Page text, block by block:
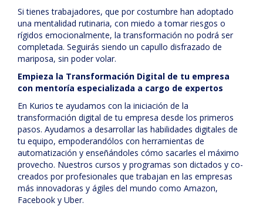
Si tienes trabajadores, que por costumbre han adoptado
una mentalidad rutinaria, con miedo a tomar riesgos o
rígidos emocionalmente, la transformación no podrá ser
completada. Seguirás siendo un capullo disfrazado de
mariposa, sin poder volar.
Empieza la Transformación Digital de tu empresa
con mentoría especializada a cargo de expertos
En Kurios te ayudamos con la iniciación de la
transformación digital de tu empresa desde los primeros
pasos. Ayudamos a desarrollar las habilidades digitales de
tu equipo, empoderandólos con herramientas de
automatización y enseñándoles cómo sacarles el máximo
provecho. Nuestros cursos y programas son dictados y co-
creados por profesionales que trabajan en las empresas
más innovadoras y ágiles del mundo como Amazon,
Facebook y Uber.